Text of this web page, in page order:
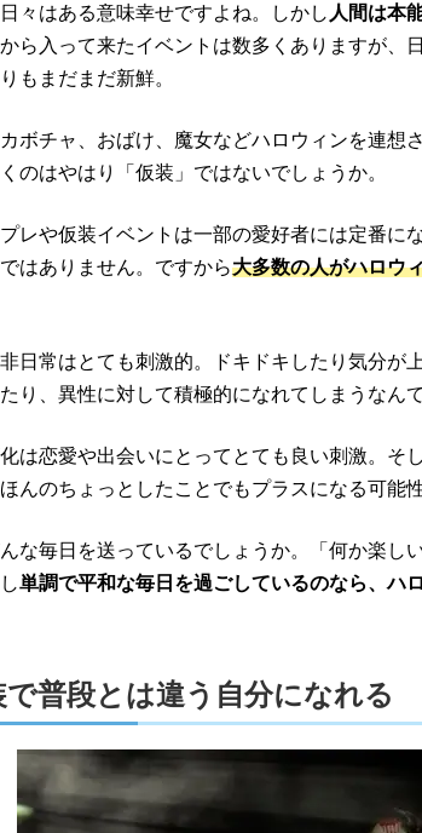
々はある意味幸せですよね。しかし 人間は本
ら入って来たイベントは数多くありますが、
もまだまだ新鮮。
ボチャ、おばけ、魔女などハロウィンを連想
のはやはり「仮装」ではないでしょうか。
レや仮装イベントは一部の愛好者には定番に
はありません。ですから大多数の人がハロウ
日常はとても刺激的。ドキドキしたり気分が
り、異性に対して積極的になれてしまうなんて
は恋愛や出会いにとってとても良い刺激。そ
んのちょっとしたことでもプラスになる可能性
な毎日を送っているでしょうか。「何か楽し
単調で平和な毎日を過ごしているのなら、ハ
普段とは違う自分になれる